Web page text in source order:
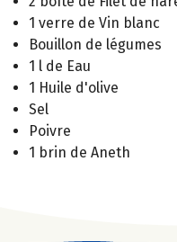
1 verre de Vin blanc
Bouillon de légumes
1 l de Eau
1 Huile d'olive
Sel
Poivre
1 brin de Aneth